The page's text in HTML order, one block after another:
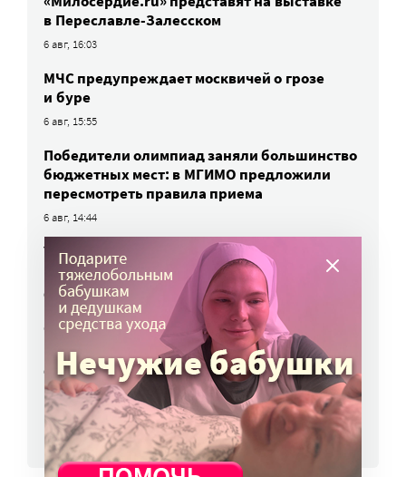
в Переславле-Залесском
6 авг, 16:03
МЧС предупреждает москвичей о грозе
и буре
6 авг, 15:55
Победители олимпиад заняли большинство
бюджетных мест: в МГИМО предложили
пересмотреть правила приема
6 авг, 14:44
Улучшить питание заключенных намерен
Минюст
6 авг, 13:19
Обязать самозанятых платить пенсионные
взносы предлагают профсоюзы
6 авг, 10:51
ВСЕ НОВОСТИ